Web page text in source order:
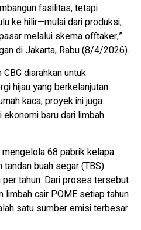
fasilitas, tetapi
ke hilir—mulai dari produksi,
melalui skema offtaker,”
di Jakarta, Rabu (8/4/2026).
diarahkan untuk
hijau yang berkelanjutan.
kaca, proyek ini juga
ekonomi baru dari limbah
68 pabrik kelapa
buah segar (TBS)
tahun. Dari proses tersebut
limbah cair POME setiap tahun
satu sumber emisi terbesar